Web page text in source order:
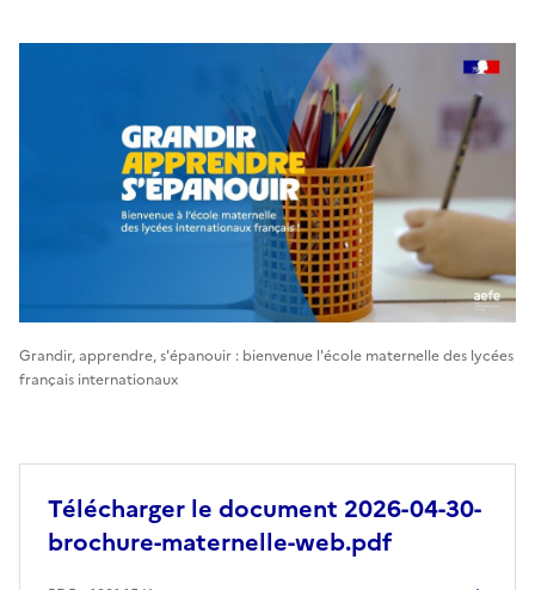
Grandir, apprendre, s'épanouir : bienvenue l'école maternelle des lycées
français internationaux
Télécharger le document 2026-04-30-
brochure-maternelle-web.pdf